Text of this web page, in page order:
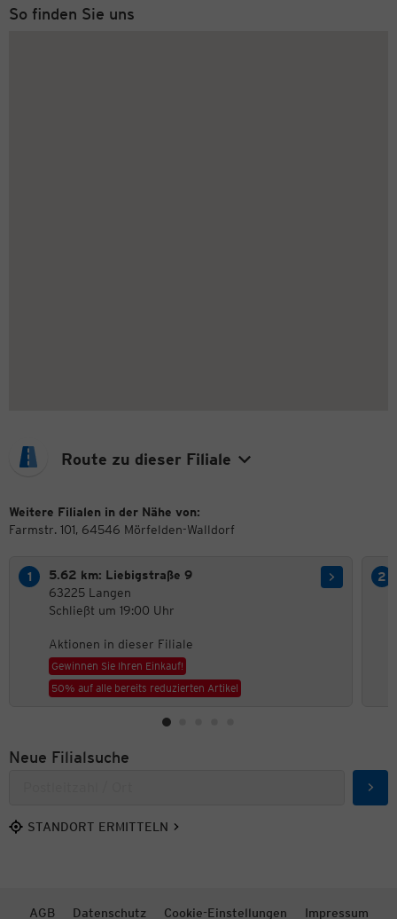
So finden Sie uns
Route zu dieser Filiale
Weitere Filialen in der Nähe von:
Farmstr. 101, 64546 Mörfelden-Walldorf
5.62 km: Liebigstraße 9
63225 Langen
Schließt um 19:00 Uhr
Aktionen in dieser Filiale
Gewinnen Sie Ihren Einkauf!
50% auf alle bereits reduzierten Artikel
Neue Filialsuche
STANDORT ERMITTELN
AGB Datenschutz Cookie-Einstellungen Impressum